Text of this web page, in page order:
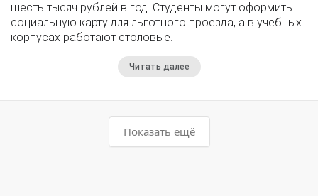
шесть тысяч рублей в год. Студенты могут оформить
социальную карту для льготного проезда, а в учебных
корпусах работают столовые.
Читать далее
Показать ещё